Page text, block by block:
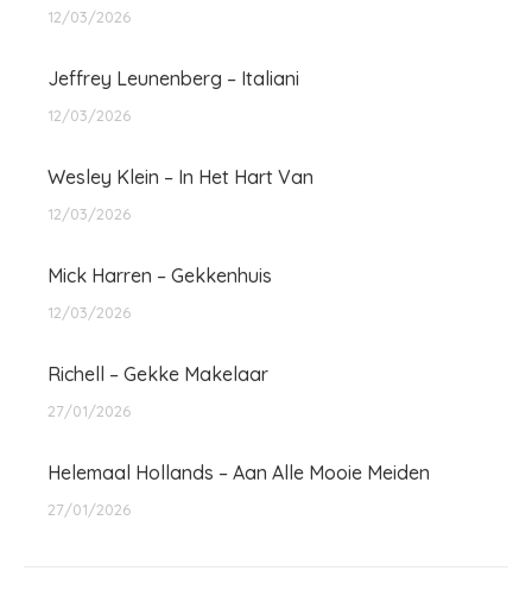
12/03/2026
Jeffrey Leunenberg – Italiani
12/03/2026
Wesley Klein – In Het Hart Van
12/03/2026
Mick Harren – Gekkenhuis
12/03/2026
Richell – Gekke Makelaar
27/01/2026
Helemaal Hollands – Aan Alle Mooie Meiden
27/01/2026